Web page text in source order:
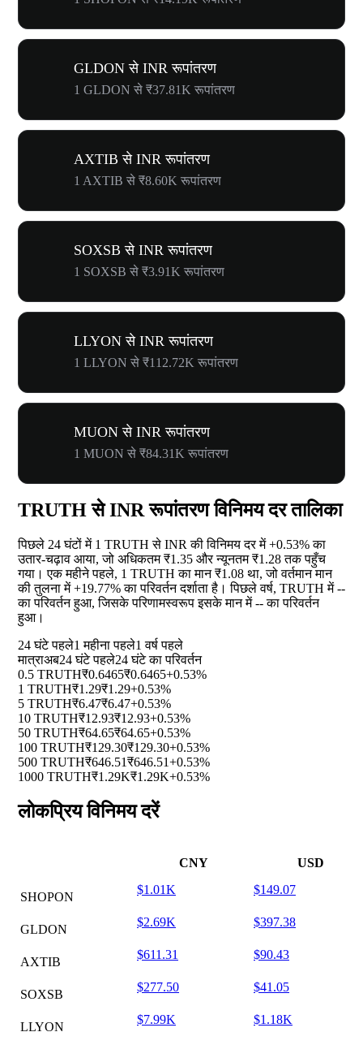
GLDON से INR रूपांतरण
1 GLDON से ₹37.81K रूपांतरण
AXTIB से INR रूपांतरण
1 AXTIB से ₹8.60K रूपांतरण
SOXSB से INR रूपांतरण
1 SOXSB से ₹3.91K रूपांतरण
LLYON से INR रूपांतरण
1 LLYON से ₹112.72K रूपांतरण
MUON से INR रूपांतरण
1 MUON से ₹84.31K रूपांतरण
TRUTH से INR रूपांतरण विनिमय दर तालिका
पिछले 24 घंटों में 1 TRUTH से INR की विनिमय दर में+0.53%का
उतार-चढ़ाव आया, जो अधिकतम ₹1.35 और न्यूनतम ₹1.28 तक पहुँच
गया। एक महीने पहले, 1 TRUTH का मान ₹1.08 था, जो वर्तमान मान
की तुलना में+19.77%का परिवर्तन दर्शाता है। पिछले वर्ष, TRUTH में--
का परिवर्तन हुआ, जिसके परिणामस्वरूप इसके मान में--का परिवर्तन
हुआ।
24 घंटे पहले1 महीना पहले1 वर्ष पहले
मात्राअब24 घंटे पहले24 घंटे का परिवर्तन
0.5 TRUTH₹0.6465₹0.6465+0.53%
1 TRUTH₹1.29₹1.29+0.53%
5 TRUTH₹6.47₹6.47+0.53%
10 TRUTH₹12.93₹12.93+0.53%
50 TRUTH₹64.65₹64.65+0.53%
100 TRUTH₹129.30₹129.30+0.53%
500 TRUTH₹646.51₹646.51+0.53%
1000 TRUTH₹1.29K₹1.29K+0.53%
लोकप्रिय विनिमय दरें
CNY USD
SHOPON
$1.01K $149.07
GLDON
$2.69K $397.38
AXTIB
$611.31 $90.43
SOXSB
$277.50 $41.05
LLYON
$7.99K $1.18K